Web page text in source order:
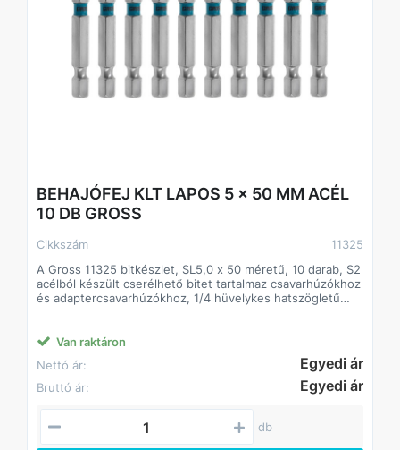
BEHAJÓFEJ KLT LAPOS 5 x 50 MM ACÉL
10 DB GROSS
Cikkszám
11325
A Gross 11325 bitkészlet, SL5,0 x 50 méretű, 10 darab, S2
acélból készült cserélhető bitet tartalmaz csavarhúzókhoz
és adaptercsavarhúzókhoz, 1/4 hüvelykes hatszögletű
csatlakozások felszerelésére és szétszerelésére
Előnyök
Megbízhatóság és tartósság – a bitek 54-58 HRC
keménységű japán S2 ötvözött acélból készülnek.
Kalibrált geometria - a rés nagy pontosságú kialakításának
köszönhetően a munkadarab nem csúszik a rögzítőfejben.
Van raktáron
Nettó ár:
Egyedi ár
Bruttó ár: Egyedi ár
db